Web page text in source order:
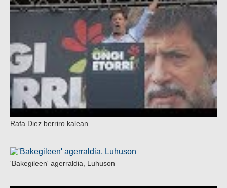
Rafa Diez berriro kalean
'Bakegileen' agerraldia, Luhuson